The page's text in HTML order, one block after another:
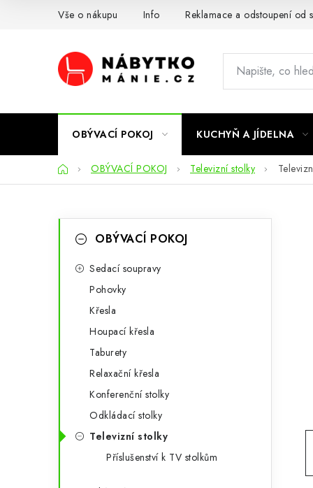
Vše o nákupu Info Reklamace a odstoupení od
OBÝVACÍ POKOJ KUCHYŇ A JÍDELNA
DomůOBÝVACÍ POKOJ Televizní stolky
í
kategorieOBÝVACÍ POKOJ
Sedací soupravy
Pohovky
Křesla
Houpací křesla
Taburety
Relaxační křesla
Konferenční stolky
Odkládací stolky
Televizní stolky
Příslušenství k TV stolkům